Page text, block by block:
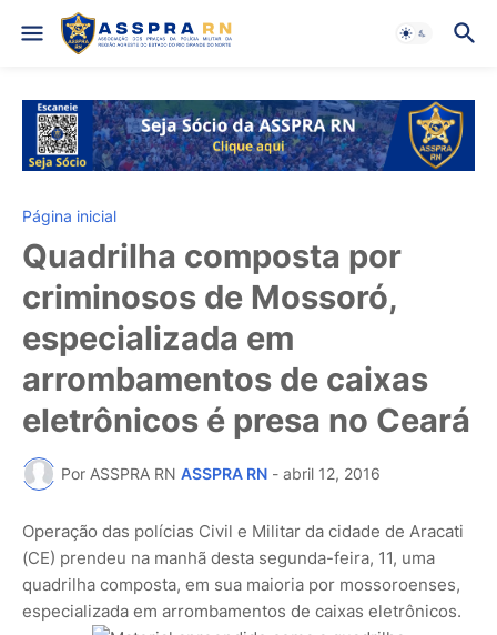
Página inicial
Quadrilha composta por
criminosos de Mossoró,
especializada em
arrombamentos de caixas
eletrônicos é presa no Ceará
Por ASSPRA RN ASSPRA RN - abril 12, 2016
Operação das polícias Civil e Militar da cidade de Aracati
(CE) prendeu na manhã desta segunda-feira, 11, uma
quadrilha composta, em sua maioria por mossoroenses,
especializada em arrombamentos de caixas eletrônicos.